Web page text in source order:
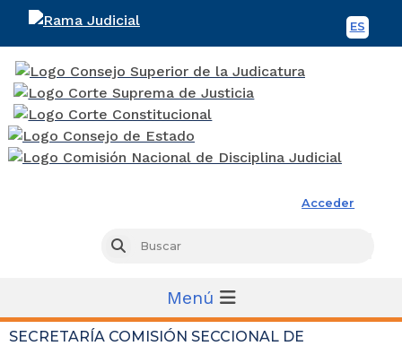
ES
Acceder
Buscar
Menú
SECRETARÍA COMISIÓN SECCIONAL DE